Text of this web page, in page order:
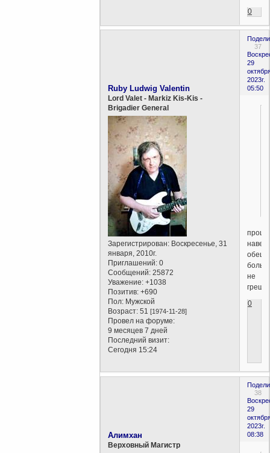
0
37
29
2023г.
05:50
Ruby Ludwig Valentin
Lord Valet - Markiz Kis-Kis -
Brigadier General
Зарегистрирован: Воскресенье, 31
января, 2010г.
Приглашений: 0
Сообщений: 25872
Уважение: +1038
Позитив: +690
Пол: Мужской
Возраст: 51[1974-11-28]
Провел на форуме:
9 месяцев 7 дней
Последний визит:
Сегодня 15:24
не
0
38
29
2023г.
08:38
Алимхан
Верховный Магистр